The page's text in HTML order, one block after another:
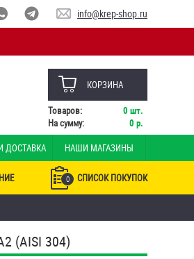
info@krep-shop.ru
КОРЗИНА
Товаров: 0 шт.
На сумму:
0 р.
ДОСТАВКА НАШИ МАГАЗИНЫ
0 СПИСОК ПОКУПОК
(AISI 304)